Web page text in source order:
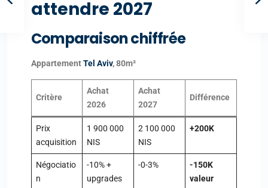
attendre 2027
Comparaison chiffrée
AppartementTel Aviv, 80m²
Critère
Achat
2026
Achat
2027
Différence
Prix
acquisition
1 900 000
NIS
2 100 000
NIS
+200K
Négociatio
n
-10% +
upgrades
-0-3%
-150K
valeur